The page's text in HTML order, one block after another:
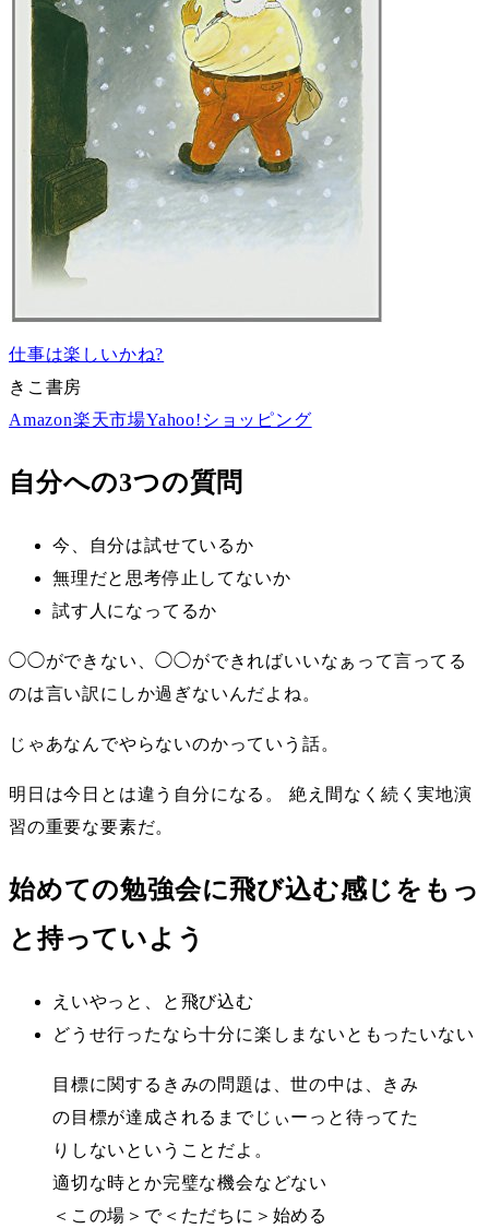
仕事は楽しいかね?
きこ書房
Amazon楽天市場Yahoo!ショッピング
自分への3つの質問
今、自分は試せているか
無理だと思考停止してないか
試す人になってるか
◯◯ができない、◯◯ができればいいなぁって言ってる
のは言い訳にしか過ぎないんだよね。
じゃあなんでやらないのかっていう話。
明日は今日とは違う自分になる。 絶え間なく続く実地演
習の重要な要素だ。
始めての勉強会に飛び込む感じをもっ
と持っていよう
えいやっと、と飛び込む
どうせ行ったなら十分に楽しまないともったいない
目標に関するきみの問題は、世の中は、きみ
の目標が達成されるまでじぃーっと待ってた
りしないということだよ。
適切な時とか完璧な機会などない
＜この場＞で＜ただちに＞始める